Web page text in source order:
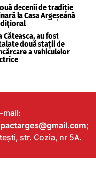
decenii de tradiție
la Casa Argeșeană
Căteasca, au fost
două stații de
a vehiculelor
mail:
;
str. Cozia, nr 5A.